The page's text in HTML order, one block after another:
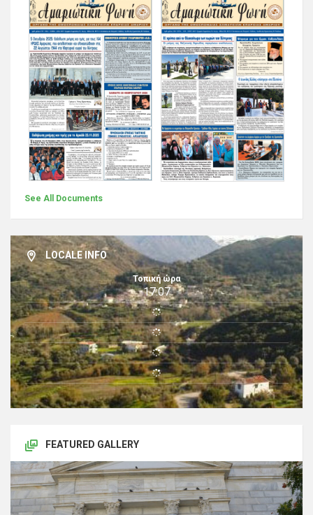
See All Documents
LOCALE INFO
Τοπική ώρα
17:07
FEATURED GALLERY